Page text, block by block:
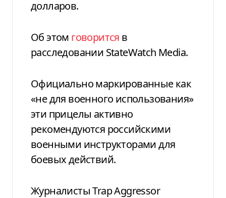
долларов.
Об этом говорится в
расследовании StateWatch Media.
Официально маркированные как
«не для военного использования»
эти прицелы активно
рекомендуются российскими
военными инструкторами для
боевых действий.
Журналисты Trap Aggressor